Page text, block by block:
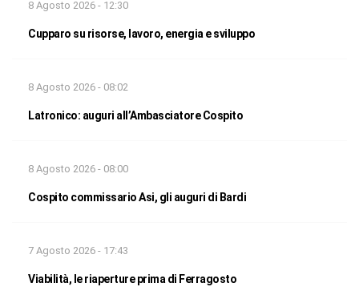
8 Agosto 2026 - 12:30
Cupparo su risorse, lavoro, energia e sviluppo
8 Agosto 2026 - 08:02
Latronico: auguri all’Ambasciatore Cospito
8 Agosto 2026 - 08:00
Cospito commissario Asi, gli auguri di Bardi
7 Agosto 2026 - 17:43
Viabilità, le riaperture prima di Ferragosto